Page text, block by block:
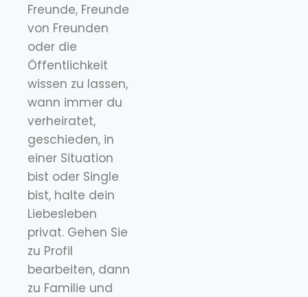
Freunde, Freunde
von Freunden
oder die
Öffentlichkeit
wissen zu lassen,
wann immer du
verheiratet,
geschieden, in
einer Situation
bist oder Single
bist, halte dein
Liebesleben
privat. Gehen Sie
zu Profil
bearbeiten, dann
zu Familie und